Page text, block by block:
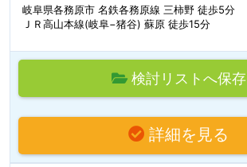
岐阜県各務原市 名鉄各務原線 三柿野 徒歩5分
ＪＲ高山本線(岐阜−猪谷) 蘇原 徒歩15分
検討リストへ保存
詳細を見る